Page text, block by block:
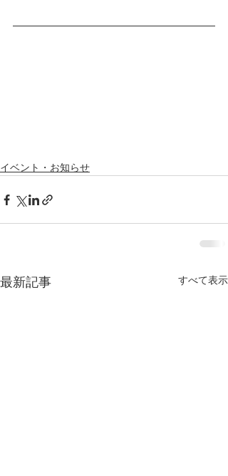
イベント・お知らせ
最新記事 すべて表示